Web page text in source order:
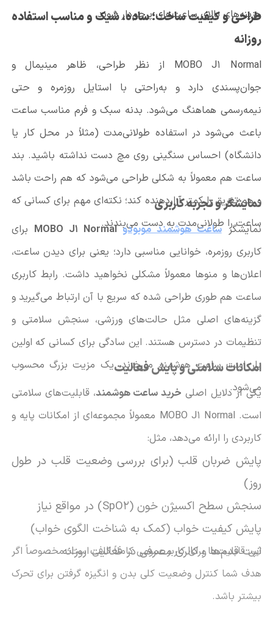
هزینه‌های بالای ساعت‌های پرچم‌دار شوند.
طراحی و کیفیت ساخت؛ ساده، شیک و مناسب استفاده
روزانه
MOBO J1 Normal از نظر طراحی، ظاهر مینیمال و
جوان‌پسندی دارد و به‌راحتی با استایل روزمره و حتی
نیمه‌رسمی هماهنگ می‌شود. بدنه سبک و فرم مناسب ساعت
باعث می‌شود در استفاده طولانی‌مدت (مثلاً در محل کار یا
دانشگاه) احساس سنگینی روی مچ دست نداشته باشید. بند
ساعت هم معمولاً به شکلی طراحی می‌شود که هم راحت باشد
و هم تعریق را کمتر آزاردهنده کند؛ نکته‌ای مهم برای کسانی که
ساعت را طولانی‌مدت به دست می‌بندند.
نمایشگر و تجربه کاربری
نمایشگرساعت هوشمند موبودوMOBO J1 Normal
برای
کاربری روزمره، خوانایی مناسبی دارد؛ یعنی برای دیدن ساعت،
اعلان‌ها و منوها معمولاً مشکلی نخواهید داشت. رابط کاربری
ساعت هم طوری طراحی شده که سریع با آن ارتباط می‌گیرید و
گزینه‌های اصلی مثل حالت‌های ورزشی، سنجش سلامتی و
تنظیمات در دسترس هستند. این سادگی برای کسانی که اولین
بار است ساعت هوشمند می‌خرند، یک مزیت بزرگ محسوب
می‌شود.
امکانات سلامتی و پایش فعالیت
یکی از دلایل اصلی خرید ساعت هوشمند، قابلیت‌های سلامتی
است. MOBO J1 Normal معمولاً مجموعه‌ای از امکانات پایه و
کاربردی را ارائه می‌دهد، مثل:
پایش ضربان قلب (برای بررسی وضعیت قلب در طول
روز)
سنجش سطح اکسیژن خون (SpO2) در مواقع نیاز
پایش کیفیت خواب (کمک به شناخت الگوی خواب)
ثبت قدم‌ها و کالری مصرفی در فعالیت روزانه
این قابلیت‌ها برای کاربر عمومی کاملاً کافی است؛ مخصوصاً اگر
هدف شما کنترل وضعیت کلی بدن و انگیزه گرفتن برای تحرک
بیشتر باشد.